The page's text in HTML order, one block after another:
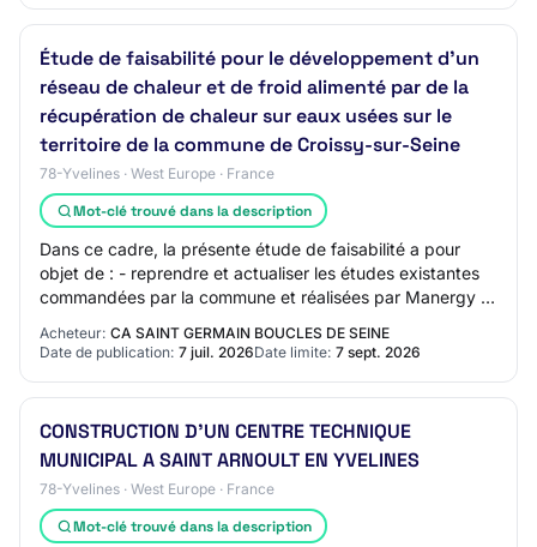
Étude de faisabilité pour le développement d'un
réseau de chaleur et de froid alimenté par de la
récupération de chaleur sur eaux usées sur le
territoire de la commune de Croissy-sur-Seine
78-Yvelines · West Europe · France
Mot-clé trouvé dans la description
Dans ce cadre, la présente étude de faisabilité a pour
objet de : - reprendre et actualiser les études existantes
commandées par la commune et réalisées par Manergy et
Acheteur: CA SAINT GERMAIN BOUCLES DE SEINE
Date de publication: 7 juil. 2026Date limite: 7 sept. 2026
CONSTRUCTION D'UN CENTRE TECHNIQUE
MUNICIPAL A SAINT ARNOULT EN YVELINES
78-Yvelines · West Europe · France
Mot-clé trouvé dans la description